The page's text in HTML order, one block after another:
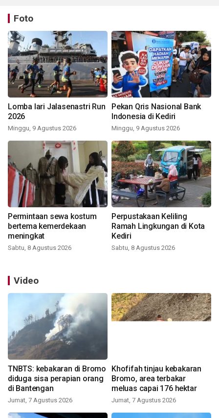
Foto
Lomba lari Jalasenastri Run
2026
Minggu, 9 Agustus 2026
Pekan Qris Nasional Bank
Indonesia di Kediri
Minggu, 9 Agustus 2026
Permintaan sewa kostum
bertema kemerdekaan
meningkat
Sabtu, 8 Agustus 2026
Perpustakaan Keliling
Ramah Lingkungan di Kota
Kediri
Sabtu, 8 Agustus 2026
Video
TNBTS: kebakaran di Bromo
diduga sisa perapian orang
di Bantengan
Jumat, 7 Agustus 2026
Khofifah tinjau kebakaran
Bromo, area terbakar
meluas capai 176 hektar
Jumat, 7 Agustus 2026